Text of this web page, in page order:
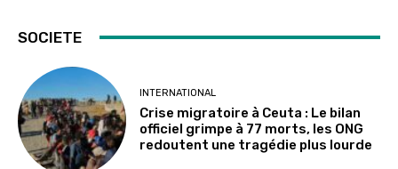
SOCIETE
INTERNATIONAL
Crise migratoire à Ceuta : Le bilan
officiel grimpe à 77 morts, les ONG
redoutent une tragédie plus lourde